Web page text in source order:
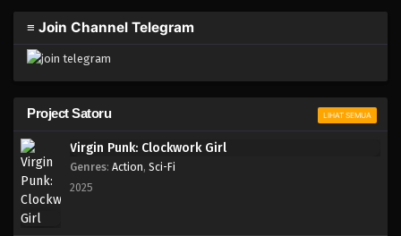
≡ Join Channel Telegram
Project Satoru LIHAT SEMUA
Virgin Punk: Clockwork Girl
Genres: Action, Sci-Fi
2025